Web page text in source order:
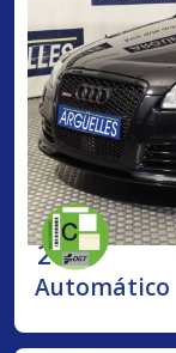
2009
Automático